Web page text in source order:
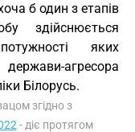
б один з етапів
здійснюється
яких
агресора
Білорусь.
згідно з
- діє протягом